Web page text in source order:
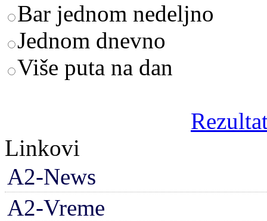
Bar jednom nedeljno
Jednom dnevno
Više puta na dan
Linkovi
A2-News
A2-Vreme